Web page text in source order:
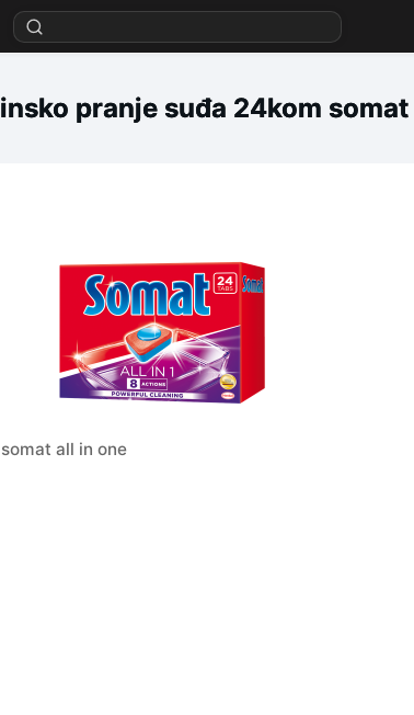
pranje suđa 24kom
all in one